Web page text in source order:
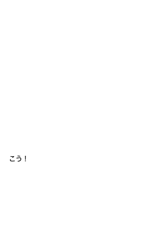
こう！